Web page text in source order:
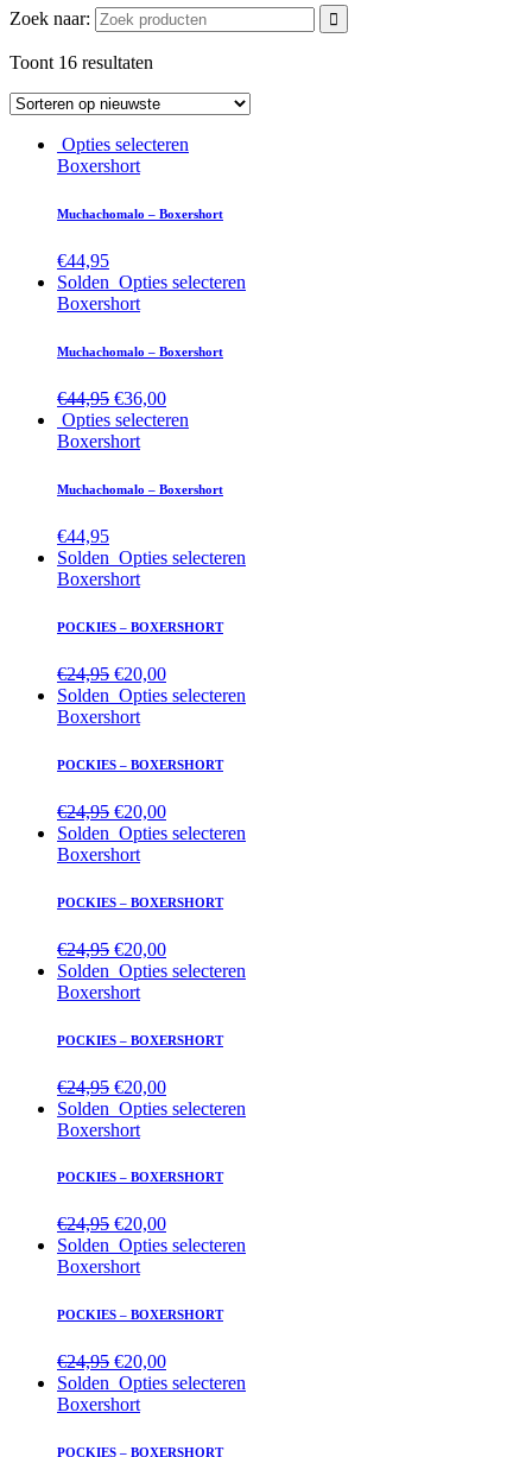
Zoek naar:
Toont 16 resultaten
Opties selecteren
Boxershort
Muchachomalo – Boxershort
€44,95
Solden Opties selecteren
Boxershort
Muchachomalo – Boxershort
€44,95 €36,00
Opties selecteren
Boxershort
Muchachomalo – Boxershort
€44,95
Solden Opties selecteren
Boxershort
POCKIES – BOXERSHORT
€24,95 €20,00
Solden Opties selecteren
Boxershort
POCKIES – BOXERSHORT
€24,95 €20,00
Solden Opties selecteren
Boxershort
POCKIES – BOXERSHORT
€24,95 €20,00
Solden Opties selecteren
Boxershort
POCKIES – BOXERSHORT
€24,95 €20,00
Solden Opties selecteren
Boxershort
POCKIES – BOXERSHORT
€24,95 €20,00
Solden Opties selecteren
Boxershort
POCKIES – BOXERSHORT
€24,95 €20,00
Solden Opties selecteren
Boxershort
POCKIES – BOXERSHORT